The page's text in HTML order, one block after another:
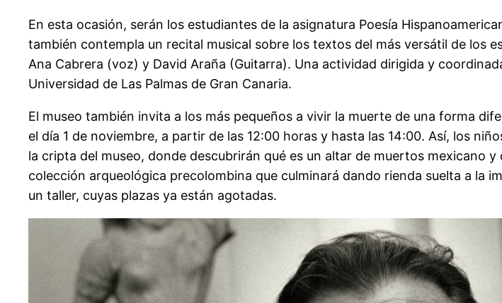
En esta ocasión, serán los estudiantes de la asignatura Poesía
también contempla un recital musical sobre los textos del más versátil de los
Ana Cabrera (voz) y David Araña (Guitarra). Una actividad dirigida y
Universidad de Las Palmas de Gran Canaria.
El museo también invita a los más pequeños a vivir la muerte de una forma
el día 1 de noviembre, a partir de las 12:00 horas y hasta las 14:00. Así, los
la cripta del museo, donde descubrirán qué es un altar de muertos mexicano
colección arqueológica precolombina que culminará dando rienda suelta a la
un taller, cuyas plazas ya están agotadas.